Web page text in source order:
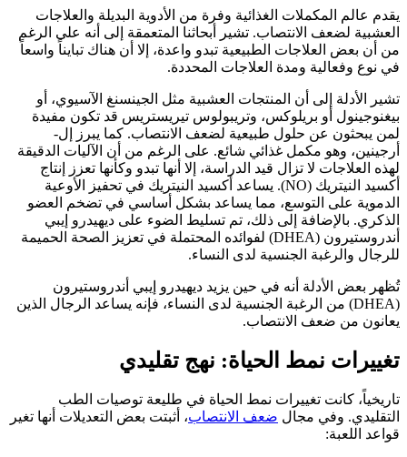
يقدم عالم المكملات الغذائية وفرة من الأدوية البديلة والعلاجات
العشبية لضعف الانتصاب. تشير أبحاثنا المتعمقة إلى أنه على الرغم
من أن بعض العلاجات الطبيعية تبدو واعدة، إلا أن هناك تبايناً واسعاً
في نوع وفعالية ومدة العلاجات المحددة.
تشير الأدلة إلى أن المنتجات العشبية مثل الجينسنغ الآسيوي، أو
بيغنوجينول أو بريلوكس، وتريبولوس تيريستريس قد تكون مفيدة
لمن يبحثون عن حلول طبيعية لضعف الانتصاب. كما يبرز إل-
أرجينين، وهو مكمل غذائي شائع. على الرغم من أن الآليات الدقيقة
لهذه العلاجات لا تزال قيد الدراسة، إلا أنها تبدو وكأنها تعزز إنتاج
أكسيد النيتريك (NO). يساعد أكسيد النيتريك في تحفيز الأوعية
الدموية على التوسع، مما يساعد بشكل أساسي في تضخم العضو
الذكري. بالإضافة إلى ذلك، تم تسليط الضوء على ديهيدرو إيبي
أندروستيرون (DHEA) لفوائده المحتملة في تعزيز الصحة الحميمة
للرجال والرغبة الجنسية لدى النساء.
تُظهر بعض الأدلة أنه في حين يزيد ديهيدرو إيبي أندروستيرون
(DHEA) من الرغبة الجنسية لدى النساء، فإنه يساعد الرجال الذين
يعانون من ضعف الانتصاب.
تغييرات نمط الحياة: نهج تقليدي
تاريخياً، كانت تغييرات نمط الحياة في طليعة توصيات الطب
التقليدي. وفي مجال ضعف الانتصاب، أثبتت بعض التعديلات أنها تغير
قواعد اللعبة: